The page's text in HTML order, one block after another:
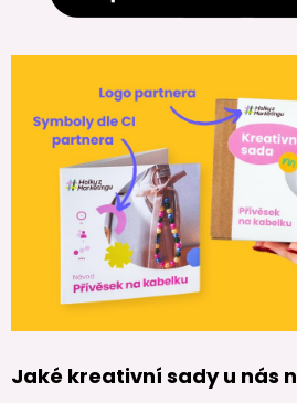
Jaké kreativní sady u nás